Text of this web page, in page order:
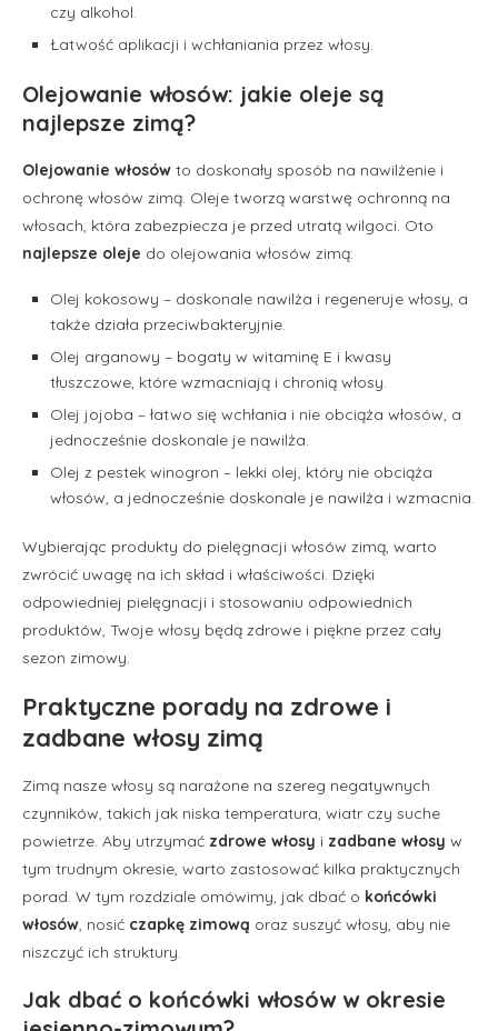
czy alkohol.
Łatwość aplikacji i wchłaniania przez włosy.
Olejowanie włosów: jakie oleje są
najlepsze zimą?
Olejowanie włosów to doskonały sposób na nawilżenie i
ochronę włosów zimą. Oleje tworzą warstwę ochronną na
włosach, która zabezpiecza je przed utratą wilgoci. Oto
najlepsze oleje do olejowania włosów zimą:
Olej kokosowy – doskonale nawilża i regeneruje włosy, a
także działa przeciwbakteryjnie.
Olej arganowy – bogaty w witaminę E i kwasy
tłuszczowe, które wzmacniają i chronią włosy.
Olej jojoba – łatwo się wchłania i nie obciąża włosów, a
jednocześnie doskonale je nawilża.
Olej z pestek winogron – lekki olej, który nie obciąża
włosów, a jednocześnie doskonale je nawilża i wzmacnia.
Wybierając produkty do pielęgnacji włosów zimą, warto
zwrócić uwagę na ich skład i właściwości. Dzięki
odpowiedniej pielęgnacji i stosowaniu odpowiednich
produktów, Twoje włosy będą zdrowe i piękne przez cały
sezon zimowy.
Praktyczne porady na zdrowe i
zadbane włosy zimą
Zimą nasze włosy są narażone na szereg negatywnych
czynników, takich jak niska temperatura, wiatr czy suche
powietrze. Aby utrzymać zdrowe włosy i zadbane włosy w
tym trudnym okresie, warto zastosować kilka praktycznych
porad. W tym rozdziale omówimy, jak dbać o końcówki
włosów, nosić czapkę zimową oraz suszyć włosy, aby nie
niszczyć ich struktury.
Jak dbać o końcówki włosów w okresie